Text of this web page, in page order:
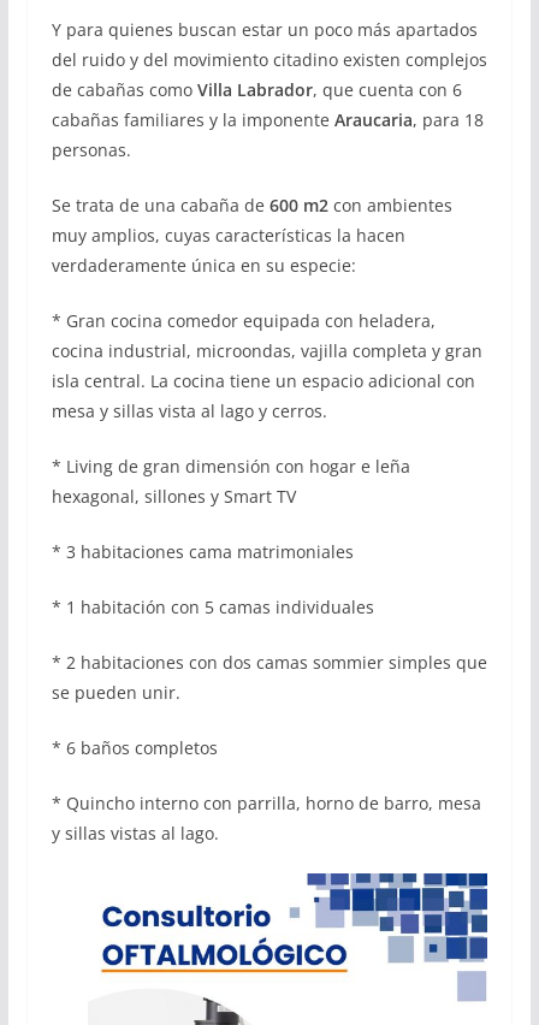
Y para quienes buscan estar un poco más apartados
del ruido y del movimiento citadino existen complejos
de cabañas como Villa Labrador, que cuenta con 6
cabañas familiares y la imponente Araucaria, para 18
personas.
Se trata de una cabaña de 600 m2 con ambientes
muy amplios, cuyas características la hacen
verdaderamente única en su especie:
* Gran cocina comedor equipada con heladera,
cocina industrial, microondas, vajilla completa y gran
isla central. La cocina tiene un espacio adicional con
mesa y sillas vista al lago y cerros.
* Living de gran dimensión con hogar e leña
hexagonal, sillones y Smart TV
* 3 habitaciones cama matrimoniales
* 1 habitación con 5 camas individuales
* 2 habitaciones con dos camas sommier simples que
se pueden unir.
* 6 baños completos
* Quincho interno con parrilla, horno de barro, mesa
y sillas vistas al lago.